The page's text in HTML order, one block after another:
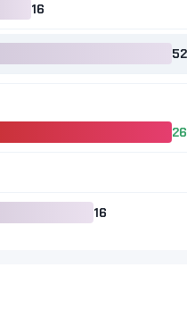
16
52
26
16